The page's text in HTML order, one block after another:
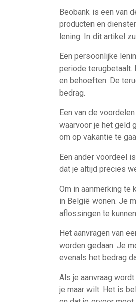
Beobank is een van
producten en
lening. In dit artikel
Een persoonlijke
periode terugbetaalt.
en behoeften. De
bedrag.
Een van de
waarvoor je het geld
om op vakantie te
Een ander voordeel
dat je altijd precies
Om in aanmerking te
in België wonen. Je
aflossingen te
Het aanvragen van
worden gedaan. Je
evenals het bedrag
Als je aanvraag
je maar wilt. Het is